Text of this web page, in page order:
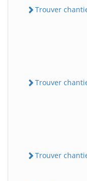
Trouver
Trouver
Trouver